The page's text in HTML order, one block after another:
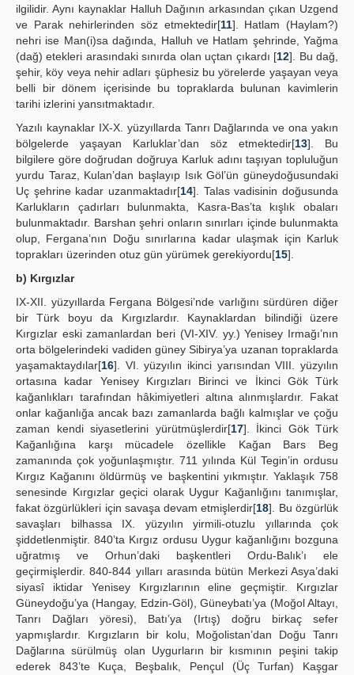
ilgilidir. Aynı kaynaklar Halluh Dağının arkasından çıkan Uzgend
ve Parak nehirlerinden söz etmektedir[11]. Hatlam (Haylam?)
nehri ise Man(i)sa dağında, Halluh ve Hatlam şehrinde, Yağma
(dağ) etekleri arasındaki sınırda olan uçtan çıkardı [12]. Bu dağ,
şehir, köy veya nehir adları şüphesiz bu yörelerde yaşayan veya
belli bir dönem içerisinde bu topraklarda bulunan kavimlerin
tarihi izlerini yansıtmaktadır.
Yazılı kaynaklar IX-X. yüzyıllarda Tanrı Dağlarında ve ona yakın
bölgelerde yaşayan Karluklar’dan söz etmektedir[13]. Bu
bilgilere göre doğrudan doğruya Karluk adını taşıyan topluluğun
yurdu Taraz, Kulan’dan başlayıp Isık Göl’ün güneydoğusundaki
Uç şehrine kadar uzanmaktadır[14]. Talas vadisinin doğusunda
Karlukların çadırları bulunmakta, Kasra-Bas’ta kışlık obaları
bulunmaktadır. Barshan şehri onların sınırları içinde bulunmakta
olup, Fergana’nın Doğu sınırlarına kadar ulaşmak için Karluk
toprakları üzerinden otuz gün yürümek gerekiyordu[15].
b) Kırgızlar
IX-XII. yüzyıllarda Fergana Bölgesi’nde varlığını sürdüren diğer
bir Türk boyu da Kırgızlardır. Kaynaklardan bilindiği üzere
Kırgızlar eski zamanlardan beri (VI-XIV. yy.) Yenisey Irmağı’nın
orta bölgelerindeki vadiden güney Sibirya’ya uzanan topraklarda
yaşamaktaydılar[16]. VI. yüzyılın ikinci yarısından VIII. yüzyılın
ortasına kadar Yenisey Kırgızları Birinci ve İkinci Gök Türk
kağanlıkları tarafından hâkimiyetleri altına alınmışlardır. Fakat
onlar kağanlığa ancak bazı zamanlarda bağlı kalmışlar ve çoğu
zaman kendi siyasetlerini yürütmüşlerdir[17]. İkinci Gök Türk
Kağanlığına karşı mücadele özellikle Kağan Bars Beg
zamanında çok yoğunlaşmıştır. 711 yılında Kül Tegin’in ordusu
Kırgız Kağanını öldürmüş ve başkentini yıkmıştır. Yaklaşık 758
senesinde Kırgızlar geçici olarak Uygur Kağanlığını tanımışlar,
fakat özgürlükleri için savaşa devam etmişlerdir[18]. Bu özgürlük
savaşları bilhassa IX. yüzyılın yirmili-otuzlu yıllarında çok
şiddetlenmiştir. 840’ta Kırgız ordusu Uygur kağanlığını bozguna
uğratmış ve Orhun’daki başkentleri Ordu-Balık’ı ele
geçirmişlerdir. 840-844 yılları arasında bütün Merkezi Asya’daki
siyasî iktidar Yenisey Kırgızlarının eline geçmiştir. Kırgızlar
Güneydoğu’ya (Hangay, Edzin-Göl), Güneybatı’ya (Moğol Altayı,
Tanrı Dağları yöresi), Batı’ya (Irtış) doğru birkaç sefer
yapmışlardır. Kırgızların bir kolu, Moğolistan’dan Doğu Tanrı
Dağlarına sürülmüş olan Uygurların bir kısmının peşini takip
ederek 843’te Kuça, Beşbalık, Pençul (Üç Turfan) Kaşgar